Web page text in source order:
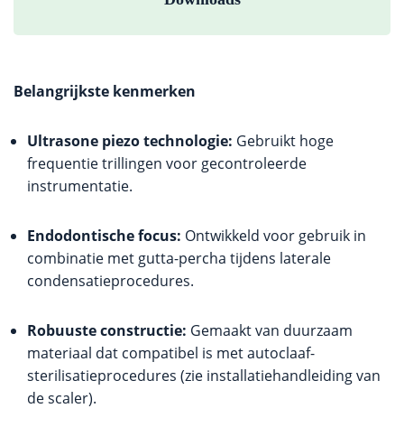
Belangrijkste kenmerken
Ultrasone piezo technologie: Gebruikt hoge
frequentie trillingen voor gecontroleerde
instrumentatie.
Endodontische focus: Ontwikkeld voor gebruik in
combinatie met gutta-percha tijdens laterale
condensatieprocedures.
Robuuste constructie: Gemaakt van duurzaam
materiaal dat compatibel is met autoclaaf-
sterilisatieprocedures (zie installatiehandleiding van
de scaler).